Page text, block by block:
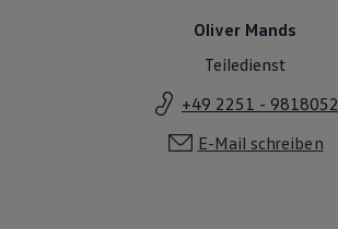
Oliver Mands
Teiledienst
+49 2251 - 9818052
E-Mail schreiben